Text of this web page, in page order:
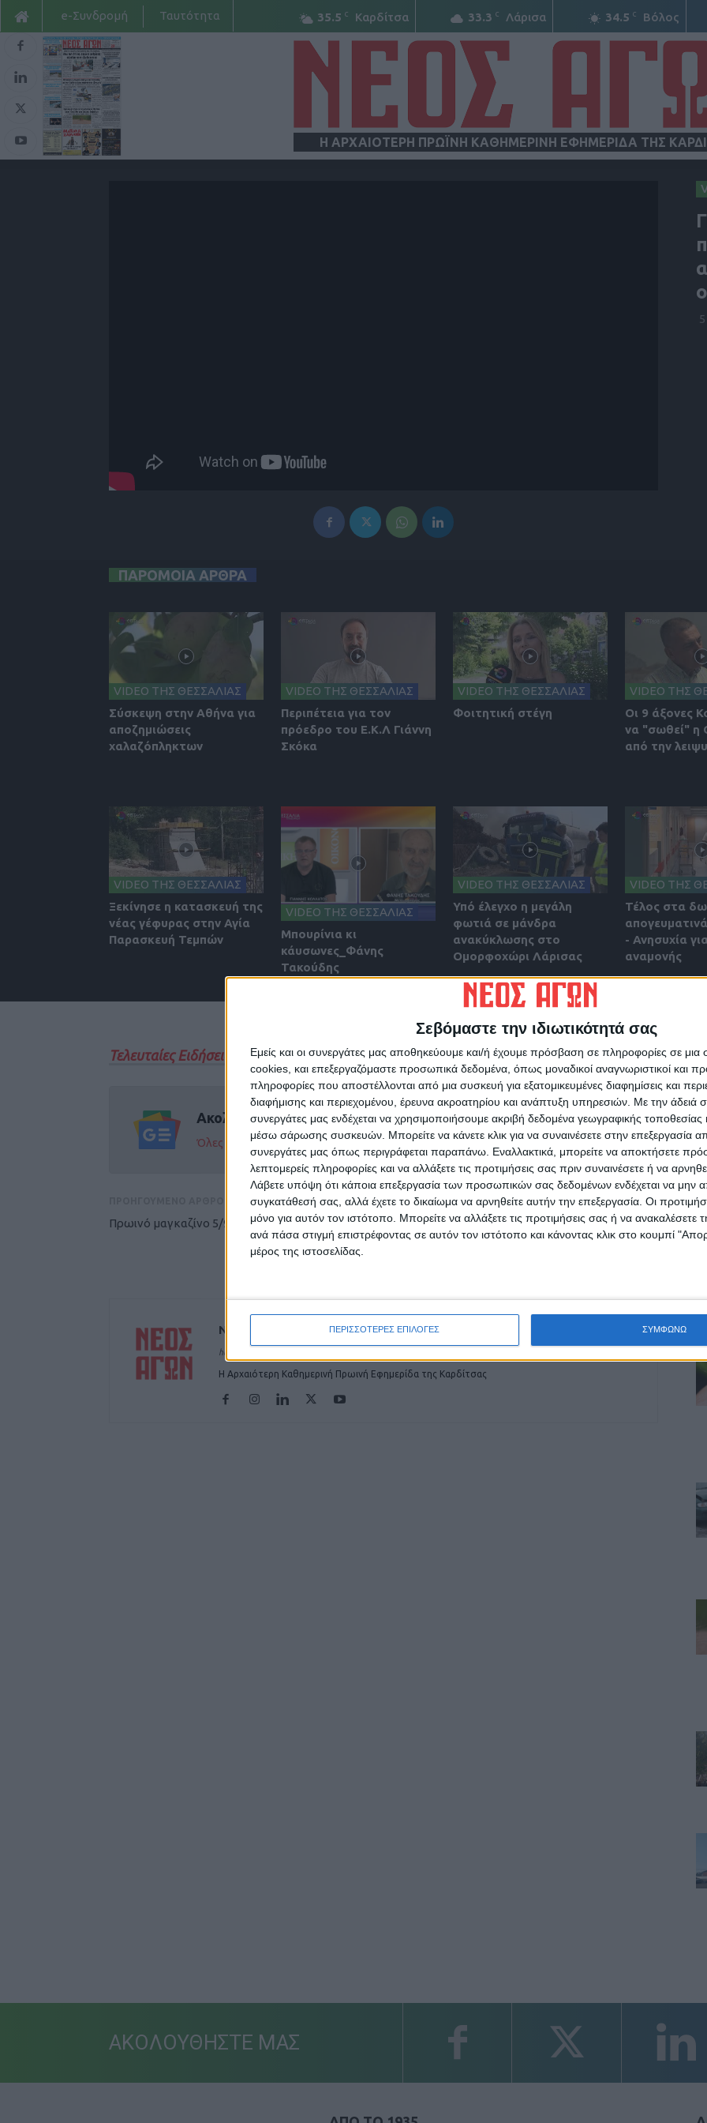
Σεβόμαστε την ιδιωτικότητά σας
Εμείς και οι συνεργάτες μας αποθηκεύουμε και/ή έχουμε πρόσβαση σε πληροφορίες σε
cookies, και επεξεργαζόμαστε προσωπικά δεδομένα, όπως μοναδικοί αναγνωριστικοί και
πληροφορίες που αποστέλλονται από μια συσκευή για εξατομικευμένες διαφημίσεις και
διαφήμισης και περιεχομένου, έρευνα ακροατηρίου και ανάπτυξη υπηρεσιών. Με την άδειά
συνεργάτες μας ενδέχεται να χρησιμοποιήσουμε ακριβή δεδομένα γεωγραφικής τοποθεσίας
μέσω σάρωσης συσκευών. Μπορείτε να κάνετε κλικ για να συναινέσετε στην επεξεργασία
συνεργάτες μας όπως περιγράφεται παραπάνω. Εναλλακτικά, μπορείτε να αποκτήσετε
λεπτομερείς πληροφορίες και να αλλάξετε τις προτιμήσεις σας πριν συναινέσετε ή να
Λάβετε υπόψη ότι κάποια επεξεργασία των προσωπικών σας δεδομένων ενδέχεται να μην
συγκατάθεσή σας, αλλά έχετε το δικαίωμα να αρνηθείτε αυτήν την επεξεργασία. Οι
μόνο για αυτόν τον ιστότοπο. Μπορείτε να αλλάξετε τις προτιμήσεις σας ή να ανακαλέσετε
ανά πάσα στιγμή επιστρέφοντας σε αυτόν τον ιστότοπο και κάνοντας κλικ στο κουμπί
μέρος της ιστοσελίδας.
ΠΕΡΙΣΣΟΤΕΡΕΣ ΕΠΙΛΟΓΕΣ ΣΥΜΦΩΝΩ
35.5 C Καρδίτσα 33.3 C Λάρισα 34.5 C Βόλος
e-Συνδρομή Ταυτότητα
Η ΑΡΧΑΙΟΤΕΡΗ ΠΡΩΪΝΗ ΚΑΘΗΜΕΡΙΝΗ ΕΦΗΜΕΡΙΔΑ ΤΗΣ
ΠΑΡΟΜΟΙΑ ΑΡΘΡΑ
VIDEO ΤΗΣ ΘΕΣΣΑΛΙΑΣ
Σύσκεψη στην Αθήνα για
αποζημιώσεις
χαλαζόπληκτων
VIDEO ΤΗΣ ΘΕΣΣΑΛΙΑΣ
Περιπέτεια για τον
πρόεδρο του Ε.Κ.Λ Γιάννη
Σκόκα
VIDEO ΤΗΣ ΘΕΣΣΑΛΙΑΣ
Φοιτητική στέγη
VIDEO ΤΗΣ
Οι 9 άξονες
να "σωθεί" η
από την
VIDEO ΤΗΣ ΘΕΣΣΑΛΙΑΣ
Ξεκίνησε η κατασκευή της
νέας γέφυρας στην Αγία
Παρασκευή Τεμπών
VIDEO ΤΗΣ ΘΕΣΣΑΛΙΑΣ
Μπουρίνια κι
κάυσωνες_Φάνης
Τακούδης
VIDEO ΤΗΣ ΘΕΣΣΑΛΙΑΣ
Υπό έλεγχο η μεγάλη
φωτιά σε μάνδρα
ανακύκλωσης στο
Ομορφοχώρι Λάρισας
VIDEO ΤΗΣ
Τέλος στα
- Ανησυχία
αναμονής
Τελευταίες Ειδήσεις Σήμερα
Ακολούθησε την εφημερίδα ΝΕΟΣ ΑΓΩΝ στο Google News!
Όλες οι εξελίξεις στην περιοχή της Καρδίτσας και ευρύτερα της Θεσσαλίας
Πρωινό μαγκαζίνο 5/9/2024
ΕΠΟΜΕΝΟ ΑΡΘΡΟ
Άδωνις Γεωργιάδης: Ανακοίνωσε τα κίνητρα
για να πάνε οι γιατροί σε προβληματικές και
ΝΕΟΣ ΑΓΩΝ
https://neosagon.gr
Η Αρχαιότερη Καθημερινή Πρωινή Εφημερίδα της Καρδίτσας
ΑΚΟΛΟΥΘΗΣΤΕ ΜΑΣ